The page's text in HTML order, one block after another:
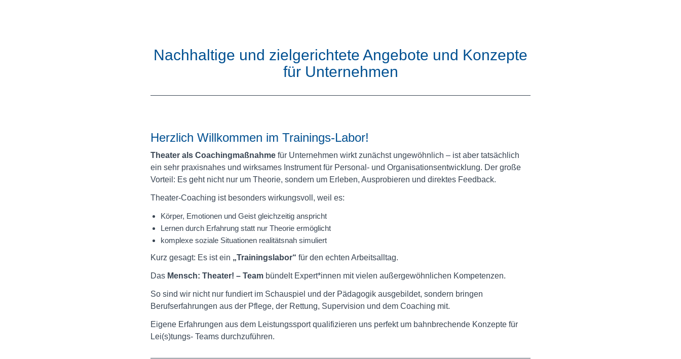
Nachhaltige und zielgerichtete Angebote und Konzepte
für Unternehmen
Herzlich Willkommen im Trainings-Labor!
Theater als Coachingmaßnahme für Unternehmen wirkt zunächst ungewöhnlich – ist aber tatsächlich
ein sehr praxisnahes und wirksames Instrument für Personal- und Organisationsentwicklung. Der große
Vorteil: Es geht nicht nur um Theorie, sondern um Erleben, Ausprobieren und direktes Feedback.
Theater-Coaching ist besonders wirkungsvoll, weil es:
Körper, Emotionen und Geist gleichzeitig anspricht
Lernen durch Erfahrung statt nur Theorie ermöglicht
komplexe soziale Situationen realitätsnah simuliert
Kurz gesagt: Es ist ein „Trainingslabor“ für den echten Arbeitsalltag.
Das Mensch: Theater! – Team bündelt Expert*innen mit vielen außergewöhnlichen Kompetenzen.
So sind wir nicht nur fundiert im Schauspiel und der Pädagogik ausgebildet, sondern bringen
Berufserfahrungen aus der Pflege, der Rettung, Supervision und dem Coaching mit.
Eigene Erfahrungen aus dem Leistungssport qualifizieren uns perfekt um bahnbrechende Konzepte für
Lei(s)tungs- Teams durchzuführen.